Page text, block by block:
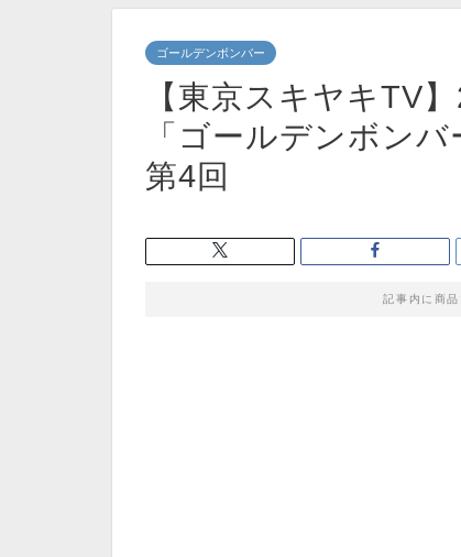
ゴールデンボンバー
【東京スキヤキTV
「ゴールデンボン
第4回
記事内に商